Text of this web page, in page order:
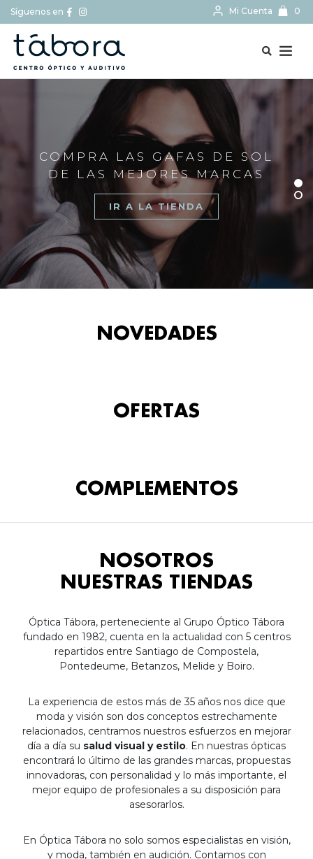
Síguenos en Mi Cuenta 0
COMPRA LAS GAFAS DE SOL
DE LAS MEJORES MARCAS
IR A LA TIENDA
NOVEDADES
OFERTAS
COMPLEMENTOS
NOSOTROS
NUESTRAS TIENDAS
Óptica Tábora, perteneciente al Grupo Óptico Tábora
fundado en 1982, cuenta en la actualidad con 5 centros
repartidos entre Santiago de Compostela,
Pontedeume, Betanzos, Melide y Boiro.
La experiencia de estos más de 35 años nos dice que
moda y visión son dos conceptos estrechamente
relacionados, centramos nuestros esfuerzos en mejorar
día a día su salud visual y estilo. En nuestras ópticas
encontrará lo último de las grandes marcas, propuestas
innovadoras, con personalidad y lo más importante, el
mejor equipo de profesionales a su disposición para
asesorarlos.
En Óptica Tábora no solo somos especialistas en visión,
y moda, también en audición. Contamos con